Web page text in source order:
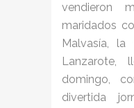
vendieron
maridados
Malvasía,
Lanzarote,
domingo,
divertida